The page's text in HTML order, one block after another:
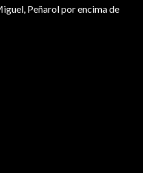
Peñarol por encima de